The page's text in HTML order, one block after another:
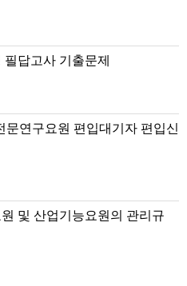
답고사 기출문제
문연구요원 편입대기자 편입신
및 산업기능요원의 관리규